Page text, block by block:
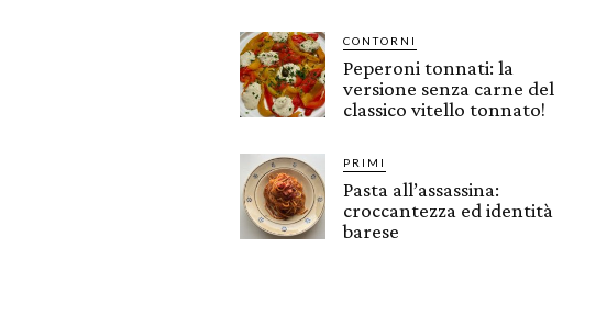
CONTORNI
Peperoni tonnati: la
versione senza carne del
classico vitello tonnato!
PRIMI
Pasta all’assassina:
croccantezza ed identità
barese